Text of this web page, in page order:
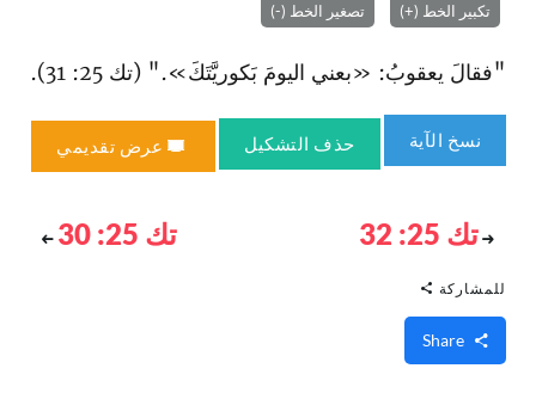
تكبير الخط (+) تصغير الخط (-)
"فقالَ يعقوبُ: «بعني اليومَ بَكوريَّتَكَ»." (تك 25: 31).
نسخ الآية حذف التشكيل عرض تقديمي
تك 25: 32 تك 25: 30
للمشاركة